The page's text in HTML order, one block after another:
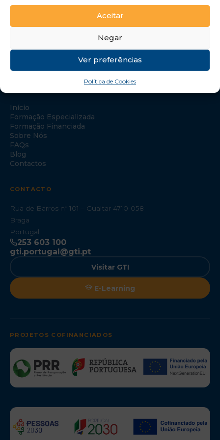
Aceitar
Negar
Ver preferências
Política de Cookies
Início
Formação Especializada
Formação Financiada
Sobre Nós
FAQs
Blog
Contactos
CONTACTO
Rua de Barros nº 101 – Gualtar 4710-058
Braga
Portugal
253 603 100
gti.portugal@gti.pt
Visitar GTI
E-Learning
PROJETOS COFINANCIADOS